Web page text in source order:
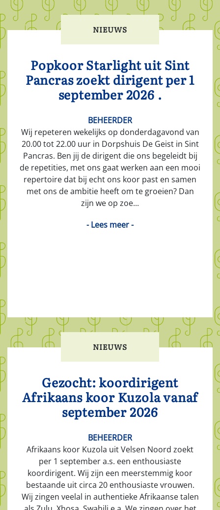
NIEUWS
Popkoor Starlight uit Sint
Pancras zoekt dirigent per 1
september 2026 .
BEHEERDER
Wij repeteren wekelijks op donderdagavond van
20.00 tot 22.00 uur in Dorpshuis De Geist in Sint
Pancras. Ben jij de dirigent die ons begeleidt bij
de repetities, met ons gaat werken aan een mooi
repertoire dat bij echt ons koor past en samen
met ons de ambitie heeft om te groeien? Dan
zijn we op zoe...
- Lees meer -
NIEUWS
Gezocht: koordirigent
Afrikaans koor Kuzola vanaf
september 2026
BEHEERDER
Afrikaans koor Kuzola uit Velsen Noord zoekt
per 1 september a.s. een enthousiaste
koordirigent. Wij zijn een meerstemmig koor
bestaande uit circa 20 enthousiaste vrouwen.
Wij zingen veelal in authentieke Afrikaanse talen